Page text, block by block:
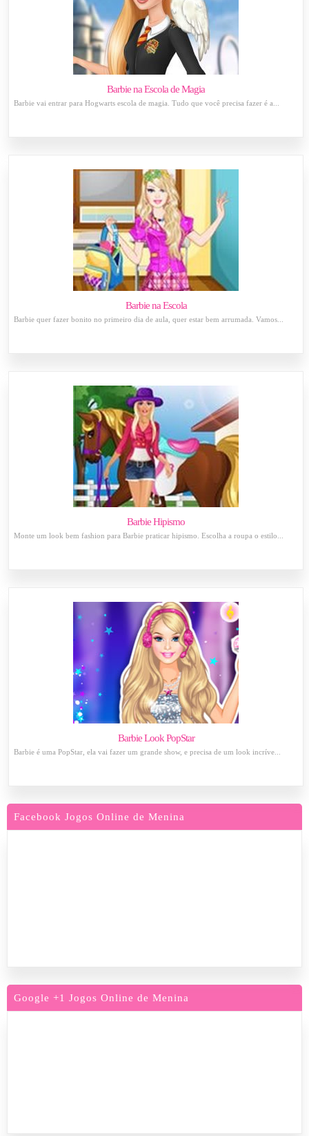
Barbie na Escola de Magia
Barbie vai entrar para Hogwarts escola de magia. Tudo que você precisa fazer é a...
Barbie na Escola
Barbie quer fazer bonito no primeiro dia de aula, quer estar bem arrumada. Vamos...
Barbie Hipismo
Monte um look bem fashion para Barbie praticar hipismo. Escolha a roupa o estilo...
Barbie Look PopStar
Barbie é uma PopStar, ela vai fazer um grande show, e precisa de um look incríve...
Facebook Jogos Online de Menina
Google +1 Jogos Online de Menina